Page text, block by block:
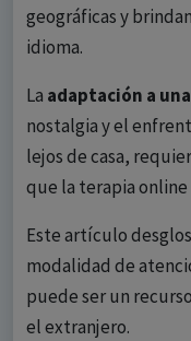
geográficas y
idioma.
La adaptación a
nostalgia y el
lejos de casa,
que la terapia
Este artículo
modalidad de
puede ser un
el extranjero.